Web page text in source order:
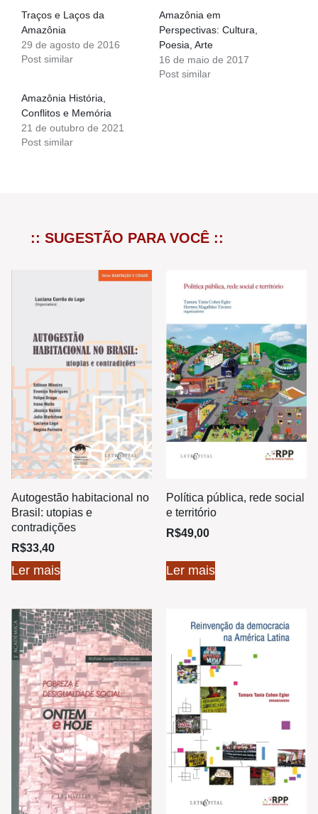
Traços e Laços da
Amazônia
29 de agosto de 2016
Post similar
Amazônia em
Perspectivas: Cultura,
Poesia, Arte
16 de maio de 2017
Post similar
Amazônia História,
Conflitos e Memória
21 de outubro de 2021
Post similar
:: SUGESTÃO PARA VOCÊ ::
Autogestão habitacional no
Brasil: utopias e
contradições
R$33,40
Ler mais
Política pública, rede social
e território
R$49,00
Ler mais